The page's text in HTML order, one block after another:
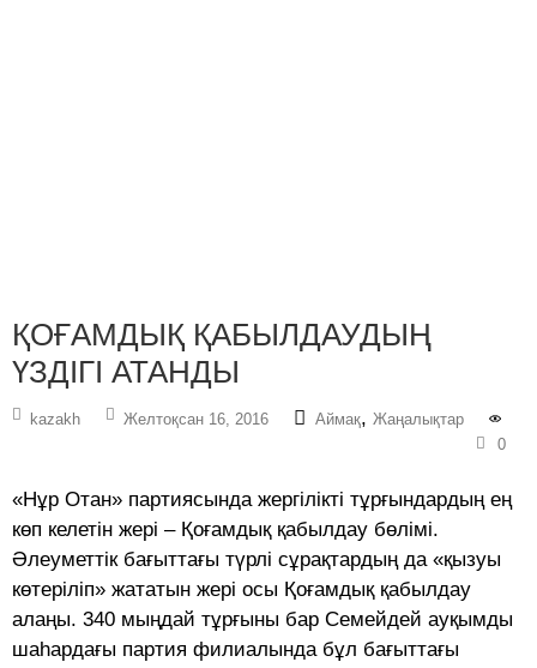
ҚОҒАМДЫҚ ҚАБЫЛДАУДЫҢ
ҮЗДІГІ АТАНДЫ
kazakh Желтоқсан 16, 2016 Аймақ, Жаңалықтар
0
«Нұр Отан» партиясында жергілікті тұрғындардың ең
көп келетін жері – Қоғамдық қабылдау бөлімі.
Әлеуметтік бағыттағы түрлі сұрақтардың да «қызуы
көтеріліп» жататын жері осы Қоғамдық қабылдау
алаңы. 340 мыңдай тұрғыны бар Семейдей ауқымды
шаһардағы партия филиалында бұл бағыттағы